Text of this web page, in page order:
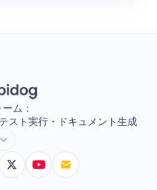
ム：
スト実行・ドキュメント生成